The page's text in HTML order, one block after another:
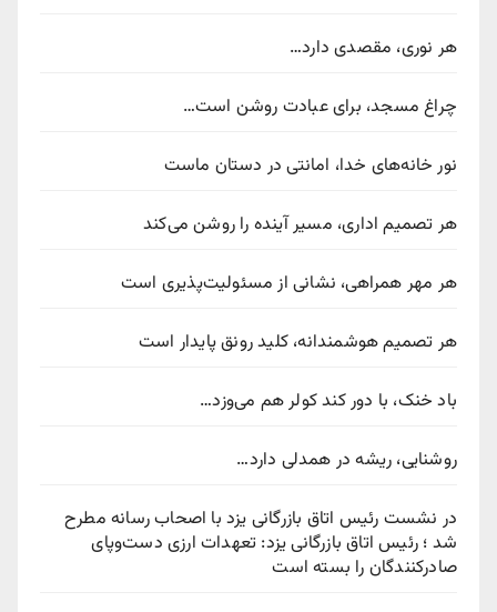
هر نوری، مقصدی دارد…
چراغ مسجد، برای عبادت روشن است…
نور خانه‌های خدا، امانتی در دستان ماست
هر تصمیم اداری، مسیر آینده را روشن می‌کند
هر مهر همراهی، نشانی از مسئولیت‌پذیری است
هر تصمیم هوشمندانه، کلید رونق پایدار است
باد خنک، با دور کند کولر هم می‌وزد…
روشنایی، ریشه در همدلی دارد…
در نشست رئیس اتاق بازرگانی یزد با اصحاب رسانه مطرح
شد ؛ رئیس اتاق بازرگانی یزد: تعهدات ارزی دست‌وپای
صادرکنندگان را بسته است